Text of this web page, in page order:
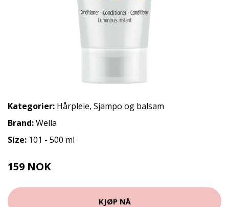
Kategorier: Hårpleie, Sjampo og balsam
Brand:Wella
Size: 101 - 500 ml
159 NOK
KJØP NÅ